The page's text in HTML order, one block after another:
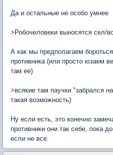
Да и остальные не особо умнее
>Робочеловеки выносятся сел/
А как мы предполагаем
противника (или просто юзаем
там ее)
>всякие там паучки "забрался
такая возможность)
Ну если есть, это конечно
противники они так себе, пока
если не все.